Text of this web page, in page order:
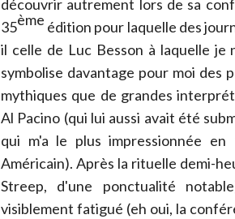
découvrir autrement lors de sa
35ème édition pour laquelle des
il celle de Luc Besson à laquelle je
symbolise davantage pour moi des
mythiques que de grandes
Al Pacino (qui lui aussi avait été
qui m'a le plus impressionnée
Américain). Après la rituelle demi-
Streep, d'une ponctualité
visiblement fatigué (eh oui, la